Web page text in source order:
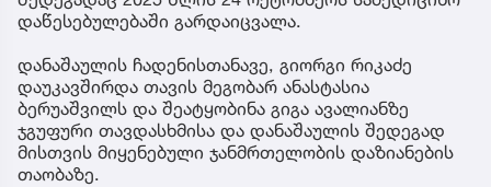
დაწესებულებაში გარდაიცვალა.
დანაშაულის ჩადენისთანავე, გიორგი რიკაძე
დაუკავშირდა თავის მეგობარ ანასტასია
ბერუაშვილს და შეატყობინა გიგა ავალიანზე
ჯგუფური თავდასხმისა და დანაშაულის შედეგად
მისთვის მიყენებული ჯანმრთელობის დაზიანების
თაობაზე.